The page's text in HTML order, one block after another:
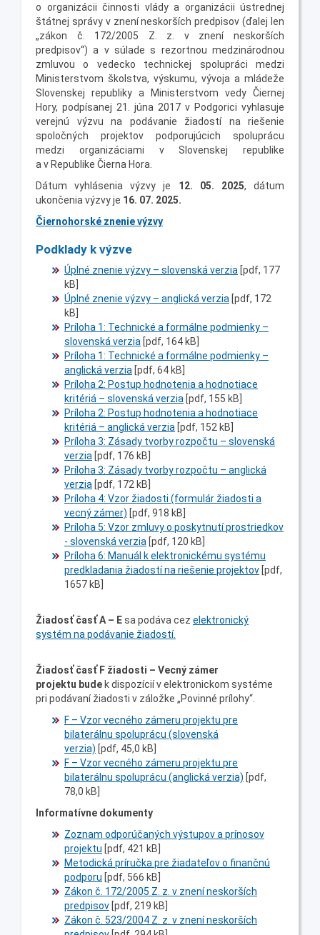
o organizácii činnosti vlády a organizácii ústrednej
štátnej správy v znení neskorších predpisov (ďalej len
„zákon č. 172/2005 Z. z. v znení neskorších
predpisov“) a v súlade s rezortnou medzinárodnou
zmluvou o vedecko technickej spolupráci medzi
Ministerstvom školstva, výskumu, vývoja a mládeže
Slovenskej republiky a Ministerstvom vedy Čiernej
Hory, podpísanej 21. júna 2017 v Podgorici vyhlasuje
verejnú výzvu na podávanie žiadostí na riešenie
spoločných projektov podporujúcich spoluprácu
medzi organizáciami v Slovenskej republike
a v Republike Čierna Hora.
Dátum vyhlásenia výzvy je 12. 05. 2025, dátum
ukončenia výzvy je 16. 07. 2025.
Čiernohorské znenie výzvy
Podklady k výzve
Úplné znenie výzvy – slovenská verzia [pdf, 177
kB]
Úplné znenie výzvy – anglická verzia [pdf, 172
kB]
Príloha 1: Technické a formálne podmienky –
slovenská verzia [pdf, 164 kB]
Príloha 1: Technické a formálne podmienky –
anglická verzia [pdf, 64 kB]
Príloha 2: Postup hodnotenia a hodnotiace
kritériá – slovenská verzia [pdf, 155 kB]
Príloha 2: Postup hodnotenia a hodnotiace
kritériá – anglická verzia [pdf, 152 kB]
Príloha 3: Zásady tvorby rozpočtu – slovenská
verzia [pdf, 176 kB]
Príloha 3: Zásady tvorby rozpočtu – anglická
verzia [pdf, 172 kB]
Príloha 4: Vzor žiadosti (formulár žiadosti a
vecný zámer) [pdf, 918 kB]
Príloha 5: Vzor zmluvy o poskytnutí prostriedkov
- slovenská verzia [pdf, 120 kB]
Príloha 6: Manuál k elektronickému systému
predkladania žiadostí na riešenie projektov [pdf,
1657 kB]
Žiadosť časť A – Esa podáva cez elektronický
systém na podávanie žiadostí.
Žiadosť časť F žiadosti – Vecný zámer
projektu bude k dispozícií v elektronickom systéme
pri podávaní žiadosti v záložke „Povinné prílohy“.
F – Vzor vecného zámeru projektu pre
bilaterálnu spoluprácu (slovenská
verzia) [pdf, 45,0 kB]
F – Vzor vecného zámeru projektu pre
bilaterálnu spoluprácu (anglická verzia) [pdf,
78,0 kB]
Informatívne dokumenty
Zoznam odporúčaných výstupov a prínosov
projektu [pdf, 421 kB]
Metodická príručka pre žiadateľov o finančnú
podporu [pdf, 566 kB]
Zákon č. 172/2005 Z. z. v znení neskorších
predpisov [pdf, 219 kB]
Zákon č. 523/2004 Z. z. v znení neskorších